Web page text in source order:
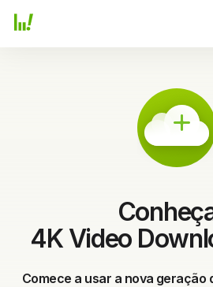
4K Video
Comece a usar a nova geração